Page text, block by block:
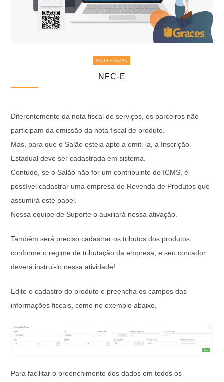
NOTA FISCAL
NFC-E
Diferentemente da nota fiscal de serviços, os parceiros não
participam da emissão da nota fiscal de produto.
Mas, para que o Salão esteja apto a emiti-la, a Inscrição
Estadual deve ser cadastrada em sistema.
Contudo, se o Salão não for um contribuinte do ICMS, é
possível cadastrar uma empresa de Revenda de Produtos que
assumirá este papel.
Nossa equipe de Suporte o auxiliará nessa ativação.
Também será preciso cadastrar os tributos dos produtos,
conforme o regime de tributação da empresa, e seu contador
deverá instrui-lo nessa atividade!
Edite o cadastro do produto e preencha os campos das
informações fiscais, como no exemplo abaixo.
Para facilitar o preenchimento dos dados em todos os